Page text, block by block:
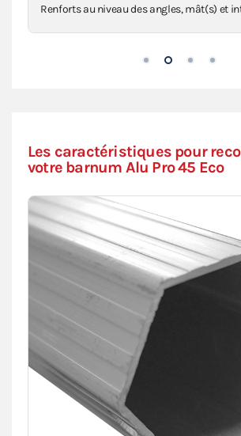
Renforts au niveau des angles, mât(s) et
Les caractéristiques pour
votre barnum Alu Pro 45 Eco